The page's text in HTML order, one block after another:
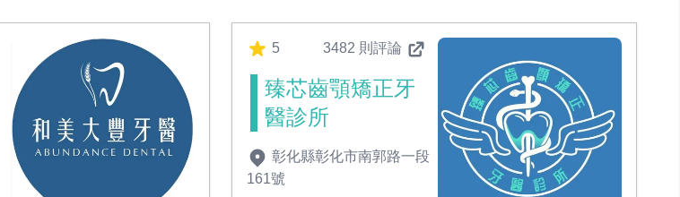
5 3482 則評論
臻芯齒顎矯正牙
醫診所
彰化縣彰化市南郭路一段
161號